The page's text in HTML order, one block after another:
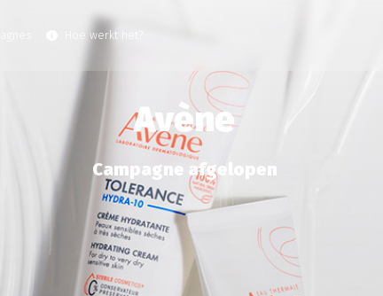
Hoe werkt het?
Avène
Campagne afgelopen